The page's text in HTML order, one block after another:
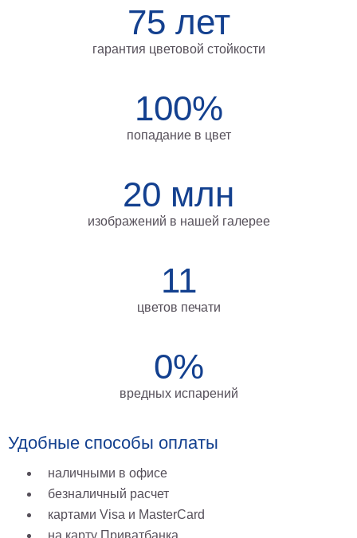
размеров
Наши
работы
75 лет
гарантия цветовой стойкости
100%
попадание в цвет
20 млн
изображений в нашей галерее
11
цветов печати
0%
вредных испарений
Удобные способы оплаты
наличными в офисе
безналичный расчет
картами Visa и MasterCard
на карту Приватбанка